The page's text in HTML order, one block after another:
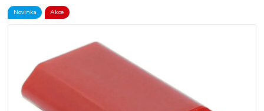
Novinka Akce